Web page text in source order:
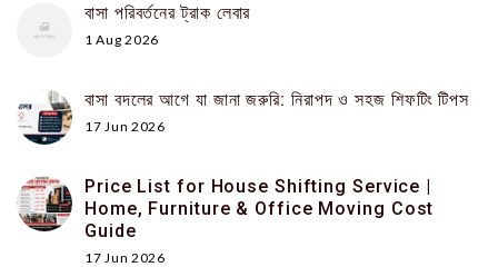
বাসা পরিবর্তনের ট্রাক লেবার
1 Aug 2026
বাসা বদলের আগে যা জানা জরুরি: নিরাপদ ও সহজ শিফটিং টিপস
17 Jun 2026
Price List for House Shifting Service |
Home, Furniture & Office Moving Cost
Guide
17 Jun 2026